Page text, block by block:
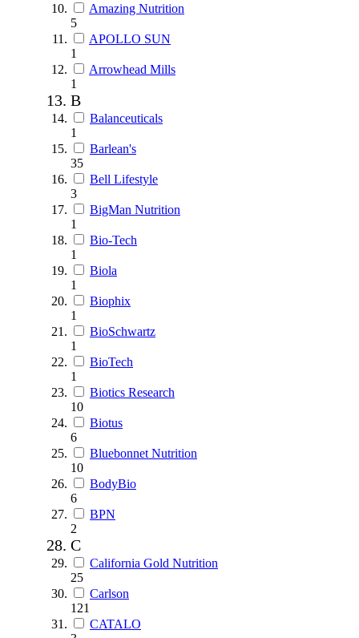
Amazing Nutrition
5
APOLLO SUN
1
Arrowhead Mills
1
B
Balanceuticals
1
Barlean's
35
Bell Lifestyle
3
BigMan Nutrition
1
Bio-Tech
1
Biola
1
Biophix
1
BioSchwartz
1
BioTech
1
Biotics Research
10
Biotus
6
Bluebonnet Nutrition
10
BodyBio
6
BPN
2
C
California Gold Nutrition
25
Carlson
121
CATALO